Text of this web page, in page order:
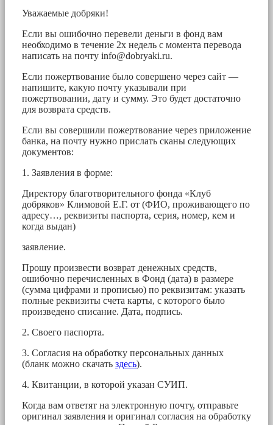
Уважаемые добряки!
Если вы ошибочно перевели деньги в фонд вам
необходимо в течение 2х недель с момента перевода
написать на почту info@dobryaki.ru.
Если пожертвование было совершено через сайт —
напишите, какую почту указывали при
пожертвовании, дату и сумму. Это будет достаточно
для возврата средств.
Если вы совершили пожертвование через приложение
банка, на почту нужно прислать сканы следующих
документов:
1. Заявления в форме:
Директору благотворительного фонда «Клуб
добряков» Климовой Е.Г. от (ФИО, проживающего по
адресу…, реквизиты паспорта, серия, номер, кем и
когда выдан)
заявление.
Прошу произвести возврат денежных средств,
ошибочно перечисленных в Фонд (дата) в размере
(сумма цифрами и прописью) по реквизитам: указать
полные реквизиты счета карты, с которого было
произведено списание. Дата, подпись.
2. Своего паспорта.
3. Согласия на обработку персональных данных
(бланк можно скачать здесь).
4. Квитанции, в которой указан СУИП.
Когда вам ответят на электронную почту, отправьте
оригинал заявления и оригинал согласия на обработку